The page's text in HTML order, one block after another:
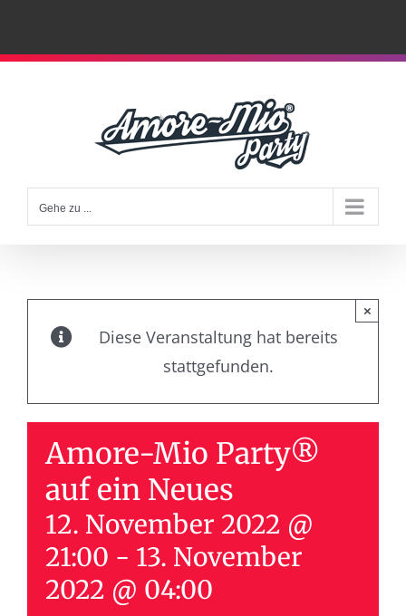
Zum
Gehe zu ...
Diese Veranstaltung hat bereits
stattgefunden.
×
Amore-Mio Party®
auf ein Neues
12. November 2022 @
21:00 - 13. November
2022 @ 04:00